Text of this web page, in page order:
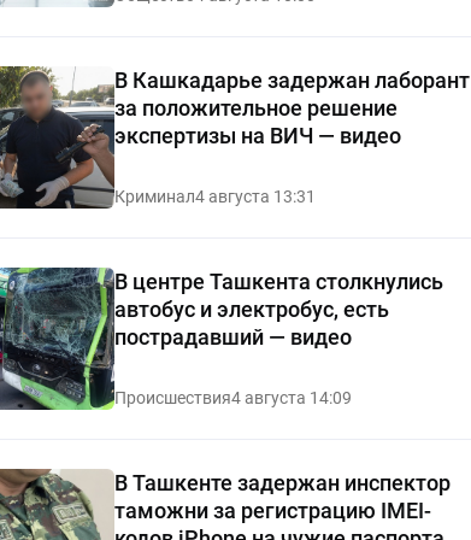
В Кашкадарье задержан лаборант
за положительное решение
экспертизы на ВИЧ — видео
Криминал4 августа 13:31
В центре Ташкента столкнулись
автобус и электробус, есть
пострадавший — видео
Происшествия4 августа 14:09
В Ташкенте задержан инспектор
таможни за регистрацию IMEI-